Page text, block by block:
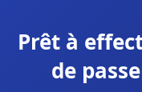
Prêt à
de